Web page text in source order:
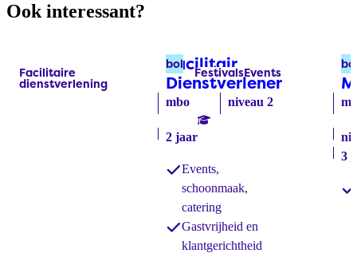
Ook interessant?
Facilitair
Dienstverlener
mbo niveau 2
2 jaar
bol
Events,
schoonmaak,
catering
Gastvrijheid en
klantgerichtheid
Labels:
Facilitaire
dienstverlening​
3
Labels:
FestivalsEvents